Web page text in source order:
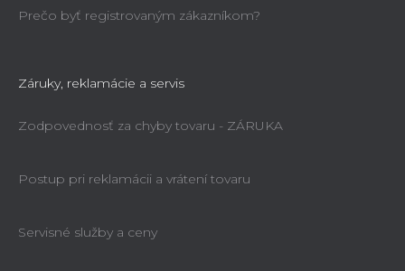
Prečo byť registrovaným zákazníkom?
Záruky, reklamácie a servis
Zodpovednosť za chyby tovaru - ZÁRUKA
Postup pri reklamácii a vrátení tovaru
Servisné služby a ceny